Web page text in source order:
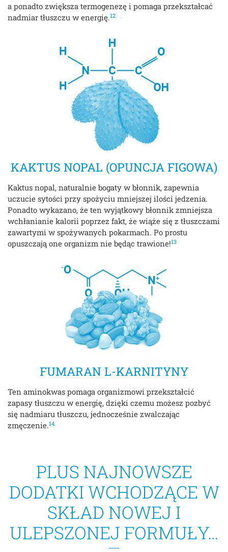
a ponadto zwiększa termogenezę i pomaga przekształcać
nadmiar tłuszczu w energię.12
KAKTUS NOPAL (OPUNCJA FIGOWA)
Kaktus nopal, naturalnie bogaty w błonnik, zapewnia
uczucie sytości przy spożyciu mniejszej ilości jedzenia.
Ponadto wykazano, że ten wyjątkowy błonnik zmniejsza
wchłanianie kalorii poprzez fakt, że wiąże się z tłuszczami
zawartymi w spożywanych pokarmach. Po prostu
opuszczają one organizm nie będąc trawione!13
FUMARAN L-KARNITYNY
Ten aminokwas pomaga organizmowi przekształcić
zapasy tłuszczu w energię, dzięki czemu możesz pozbyć
się nadmiaru tłuszczu, jednocześnie zwalczając
zmęczenie.14
PLUS NAJNOWSZE
DODATKI WCHODZĄCE W
SKŁAD NOWEJ I
ULEPSZONEJ FORMUŁY…